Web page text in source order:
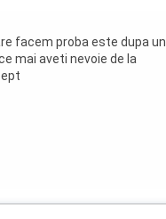
facem proba este dupa un
mai aveti nevoie de la